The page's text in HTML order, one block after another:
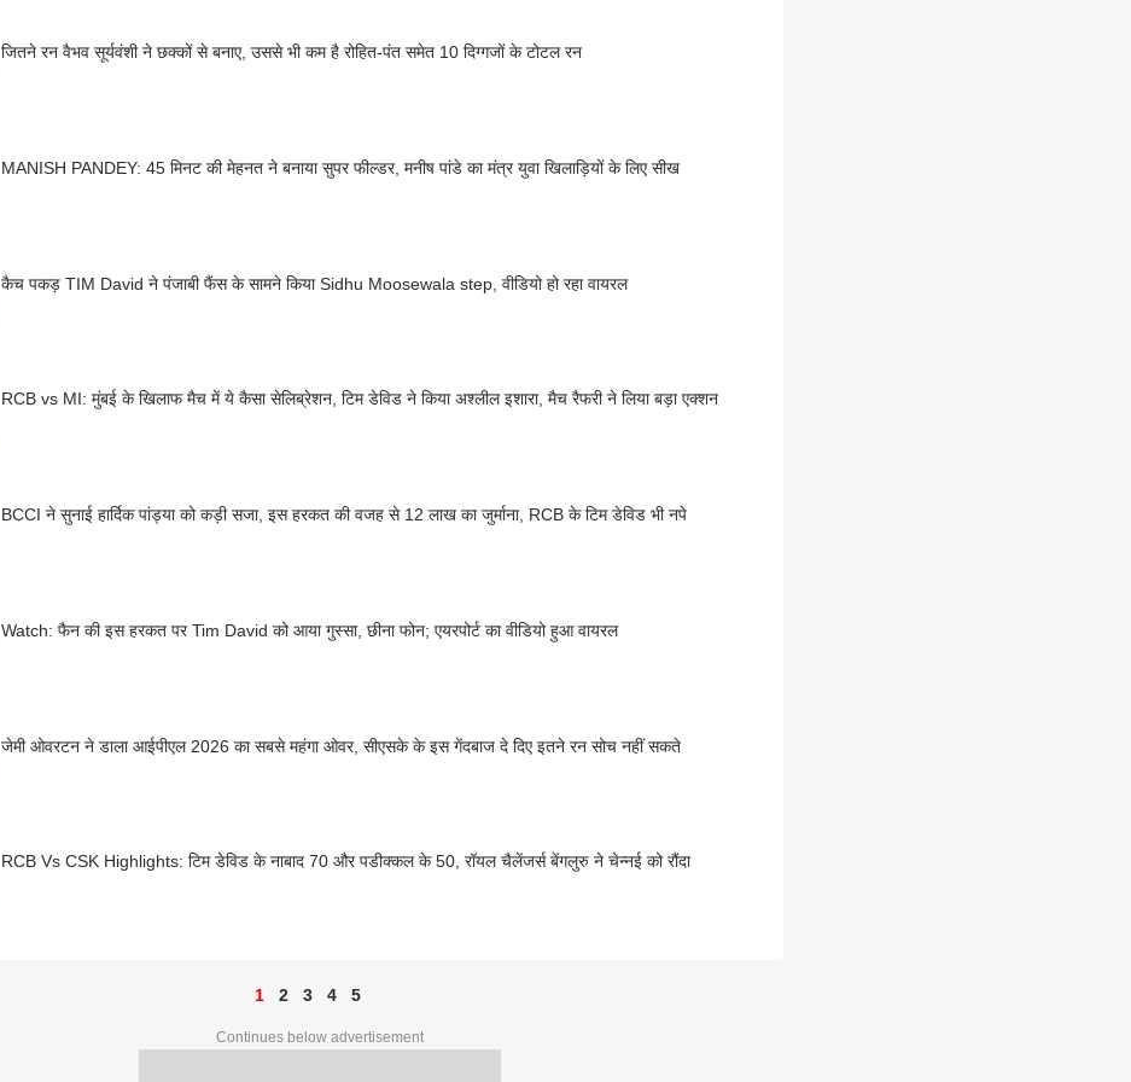
जितने रन वैभव सूर्यवंशी ने छक्कों से बनाए, उससे भी कम है रोहित-पंत समेत 10 दिग्गजों के टोटल रन
MANISH PANDEY: 45 मिनट की मेहनत ने बनाया सुपर फील्डर, मनीष पांडे का मंत्र युवा खिलाड़ियों के लिए सीख
कैच पकड़ TIM David ने पंजाबी फैंस के सामने किया Sidhu Moosewala step, वीडियो हो रहा वायरल
RCB vs MI: मुंबई के खिलाफ मैच में ये कैसा सेलिब्रेशन, टिम डेविड ने किया अश्लील इशारा, मैच रैफरी ने लिया बड़ा एक्शन
BCCI ने सुनाई हार्दिक पांड्या को कड़ी सजा, इस हरकत की वजह से 12 लाख का जुर्माना, RCB के टिम डेविड भी नपे
Watch: फैन की इस हरकत पर Tim David को आया गुस्सा, छीना फोन; एयरपोर्ट का वीडियो हुआ वायरल
जेमी ओवरटन ने डाला आईपीएल 2026 का सबसे महंगा ओवर, सीएसके के इस गेंदबाज दे दिए इतने रन सोच नहीं सकते
RCB Vs CSK Highlights: टिम डेविड के नाबाद 70 और पडीक्कल के 50, रॉयल चैलेंजर्स बेंगलुरु ने चेन्नई को रौंदा
1 2 3 4 5
Continues below advertisement